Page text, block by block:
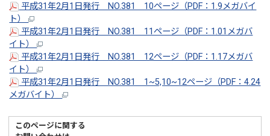
平成31年2月1日発行 NO.381 10ページ（PDF：1.9メガバイ
ト）
平成31年2月1日発行 NO.381 11ページ（PDF：1.01メガバ
イト）
平成31年2月1日発行 NO.381 12ページ（PDF：1.17メガバ
イト）
平成31年2月1日発行 NO.381 1~5,10~12ページ（PDF：4.24
メガバイト）
このページに関する